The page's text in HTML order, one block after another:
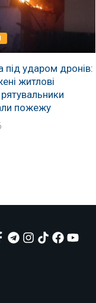
під ударом дронів:
житлові
пожежу